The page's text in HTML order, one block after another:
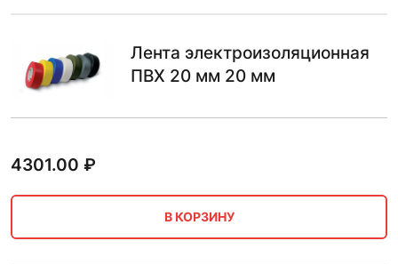
Лента электроизоляционная
ПВХ 20 мм 20 мм
4301.00 ₽
В КОРЗИНУ